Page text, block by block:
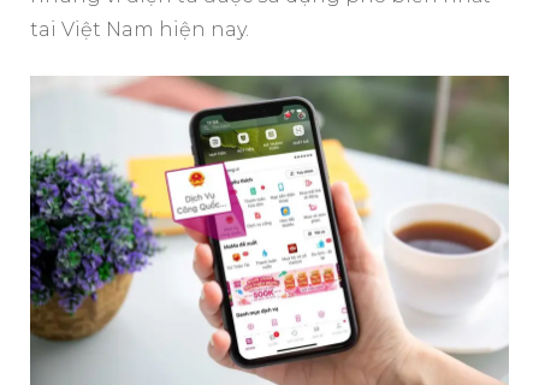
tai Việt Nam hiện nay.